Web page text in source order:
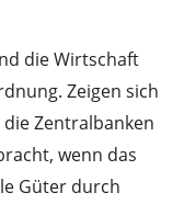
die Wirtschaft
Zeigen sich
Zentralbanken
wenn das
Güter durch